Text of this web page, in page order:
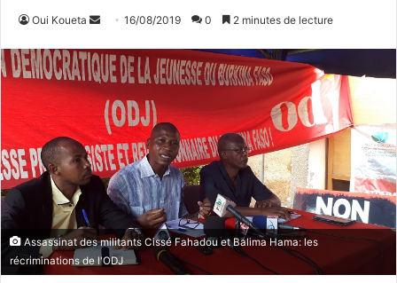
Oui Koueta
v
o
y
e
r
u
n
o
u
r
16/08/2019 0 2 minutes de lecture
Assassinat des militants Cissé Fahadou et Balima Hama: les
récriminations de l'ODJ